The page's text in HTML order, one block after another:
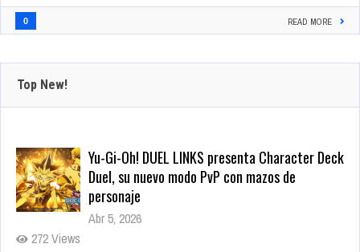
0 READ MORE
Top New!
Yu-Gi-Oh! DUEL LINKS presenta Character Deck
Duel, su nuevo modo PvP con mazos de
personaje
Abr 5, 2026
272 Views